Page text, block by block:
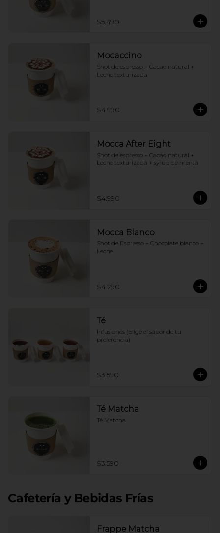
$5.490
Mocaccino
Shot de espresso + Cacao natural +
Leche texturizada
$4.990
Mocca After Eight
Shot de espresso + Cacao natural +
Leche texturizada + syrup de menta
$4.990
Mocca Blanco
Shot de Espresso + Chocolate blanco +
Leche
$4.290
Té
Infusiones (Elige el sabor de tu
preferencia)
$3.590
Té Matcha
Té Matcha
$3.590
Cafetería y Bebidas Frías
Frappe Matcha